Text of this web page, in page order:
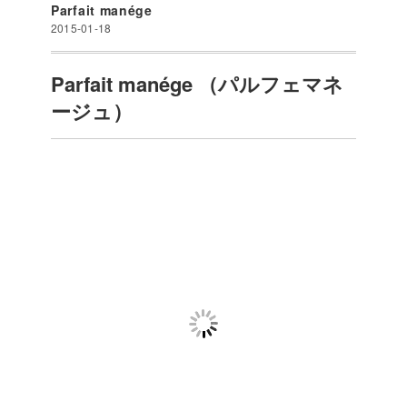
Parfait manége
2015-01-18
Parfait manége （パルフェマネ
ージュ）